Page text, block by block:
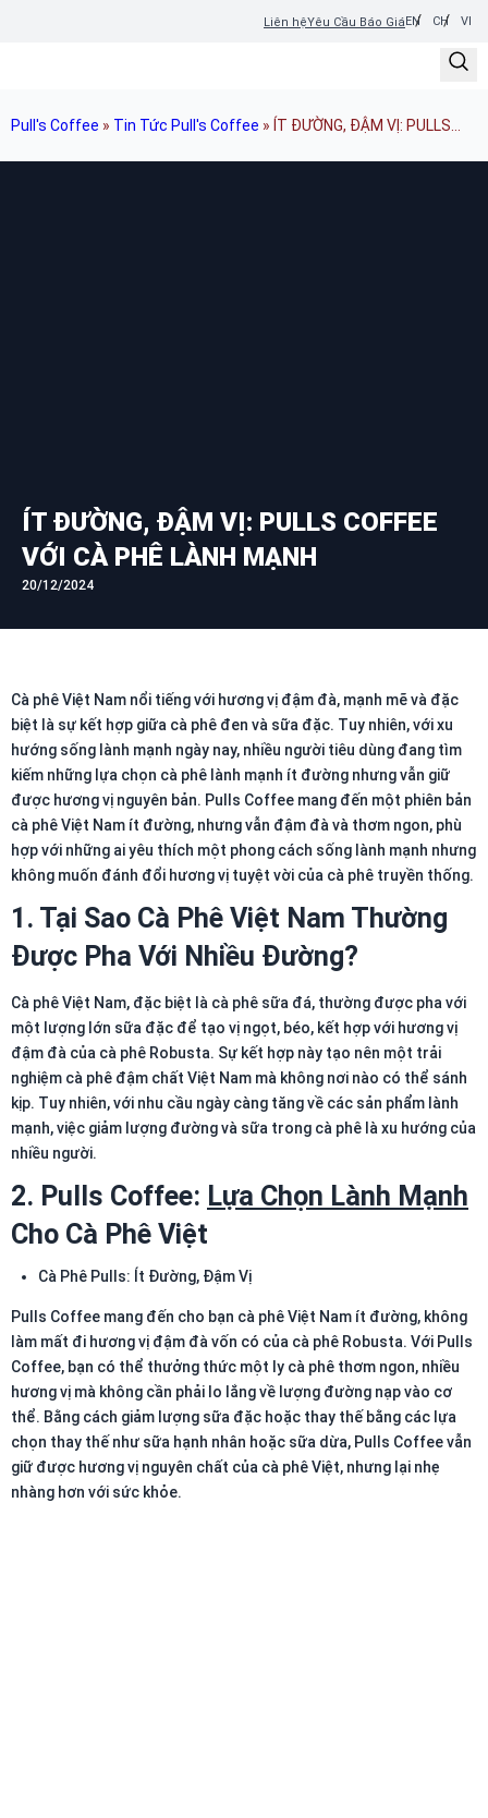
Liên hệYêu Cầu Báo GiáEN CH VI
Pull's Coffee » Tin Tức Pull's Coffee » ÍT ĐƯỜNG, ĐẬM VỊ: PULLS
ÍT ĐƯỜNG, ĐẬM VỊ: PULLS COFFEE
VỚI CÀ PHÊ LÀNH MẠNH
20/12/2024
Cà phê Việt Nam nổi tiếng với hương vị đậm đà, mạnh mẽ và đặc
biệt là sự kết hợp giữa cà phê đen và sữa đặc. Tuy nhiên, với xu
hướng sống lành mạnh ngày nay, nhiều người tiêu dùng đang tìm
kiếm những lựa chọn cà phê lành mạnh ít đường nhưng vẫn giữ
được hương vị nguyên bản. Pulls Coffee mang đến một phiên bản
cà phê Việt Nam ít đường, nhưng vẫn đậm đà và thơm ngon, phù
hợp với những ai yêu thích một phong cách sống lành mạnh nhưng
không muốn đánh đổi hương vị tuyệt vời của cà phê truyền thống.
1. Tại Sao Cà Phê Việt Nam Thường
Được Pha Với Nhiều Đường?
Cà phê Việt Nam, đặc biệt là cà phê sữa đá, thường được pha với
một lượng lớn sữa đặc để tạo vị ngọt, béo, kết hợp với hương vị
đậm đà của cà phê Robusta. Sự kết hợp này tạo nên một trải
nghiệm cà phê đậm chất Việt Nam mà không nơi nào có thể sánh
kịp. Tuy nhiên, với nhu cầu ngày càng tăng về các sản phẩm lành
mạnh, việc giảm lượng đường và sữa trong cà phê là xu hướng của
nhiều người.
2. Pulls Coffee: Lựa Chọn Lành Mạnh
Cho Cà Phê Việt
Cà Phê Pulls: Ít Đường, Đậm Vị
Pulls Coffee mang đến cho bạn cà phê Việt Nam ít đường, không
làm mất đi hương vị đậm đà vốn có của cà phê Robusta. Với Pulls
Coffee, bạn có thể thưởng thức một ly cà phê thơm ngon, nhiều
hương vị mà không cần phải lo lắng về lượng đường nạp vào cơ
thể. Bằng cách giảm lượng sữa đặc hoặc thay thế bằng các lựa
chọn thay thế như sữa hạnh nhân hoặc sữa dừa, Pulls Coffee vẫn
giữ được hương vị nguyên chất của cà phê Việt, nhưng lại nhẹ
nhàng hơn với sức khỏe.